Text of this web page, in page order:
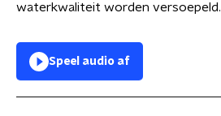
waterkwaliteit worden versoepeld.
Speel audio af